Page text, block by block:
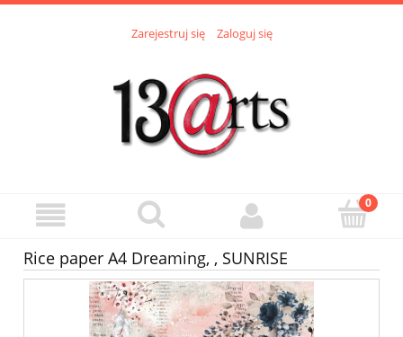
Zarejestruj się Zaloguj się
Rice paper A4 Dreaming, , SUNRISE